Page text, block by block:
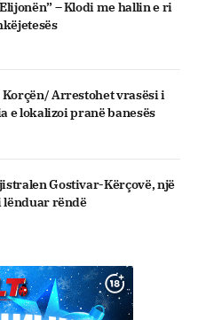
– Klodi me hallin e ri
Arrestohet vrasësi i
e lokalizoi pranë banesës
Gostivar-Kërçovë, një
lënduar rëndë